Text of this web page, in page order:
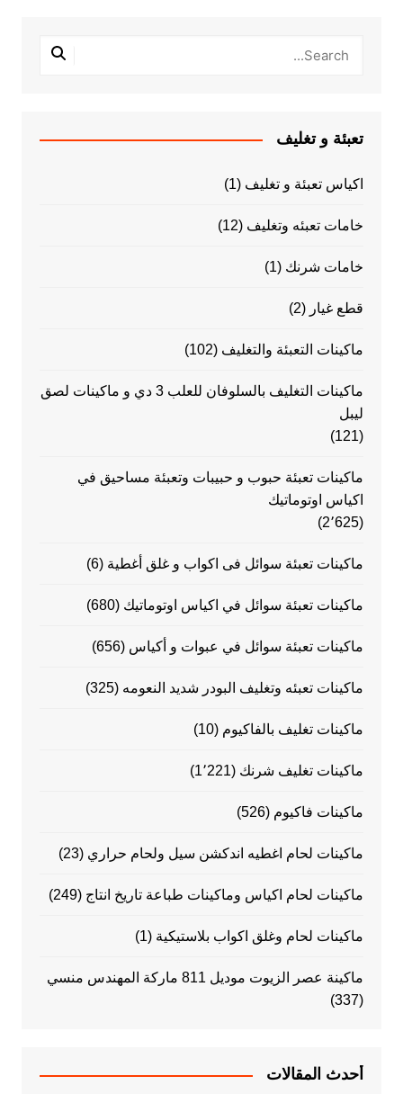
تعبئة و تغليف
اكياس تعبئة و تغليف (1)
خامات تعبئه وتغليف (12)
خامات شرنك (1)
قطع غيار (2)
ماكينات التعبئة والتغليف (102)
ماكينات التغليف بالسلوفان للعلب 3 دي و ماكينات لصق
ليبل
(121)
ماكينات تعبئة حبوب و حبيبات وتعبئة مساحيق في
اكياس اوتوماتيك
(2٬625)
ماكينات تعبئة سوائل فى اكواب و غلق أغطية (6)
ماكينات تعبئة سوائل في اكياس اوتوماتيك (680)
ماكينات تعبئة سوائل في عبوات و أكياس (656)
ماكينات تعبئه وتغليف البودر شديد النعومه (325)
ماكينات تغليف بالفاكيوم (10)
ماكينات تغليف شرنك (1٬221)
ماكينات فاكيوم (526)
ماكينات لحام اغطيه اندكشن سيل ولحام حراري (23)
ماكينات لحام اكياس وماكينات طباعة تاريخ انتاج (249)
ماكينات لحام وغلق اكواب بلاستيكية (1)
ماكينة عصر الزيوت موديل 811 ماركة المهندس منسي
(337)
أحدث المقالات